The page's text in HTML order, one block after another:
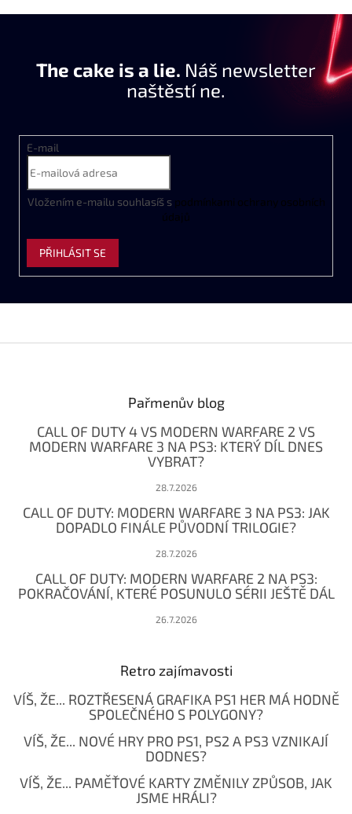
The cake is a lie. Náš newsletter
naštěstí ne.
E-mail
Vložením e-mailu souhlasíš s podmínkami ochrany osobních
údajů
PŘIHLÁSIT SE
Pařmenův blog
CALL OF DUTY 4 VS MODERN WARFARE 2 VS
MODERN WARFARE 3 NA PS3: KTERÝ DÍL DNES
VYBRAT?
28.7.2026
CALL OF DUTY: MODERN WARFARE 3 NA PS3: JAK
DOPADLO FINÁLE PŮVODNÍ TRILOGIE?
28.7.2026
CALL OF DUTY: MODERN WARFARE 2 NA PS3:
POKRAČOVÁNÍ, KTERÉ POSUNULO SÉRII JEŠTĚ DÁL
26.7.2026
Retro zajímavosti
VÍŠ, ŽE... ROZTŘESENÁ GRAFIKA PS1 HER MÁ HODNĚ
SPOLEČNÉHO S POLYGONY?
VÍŠ, ŽE... NOVÉ HRY PRO PS1, PS2 A PS3 VZNIKAJÍ
DODNES?
VÍŠ, ŽE... PAMĚŤOVÉ KARTY ZMĚNILY ZPŮSOB, JAK
JSME HRÁLI?